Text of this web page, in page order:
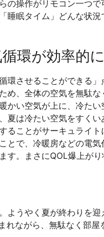
の操作がリモコン一つ
睡眠タイム」どんな状
循環が効率的
環させることができる
め、全体の空気を無駄
かい空気が上に、冷た
夏は冷たい空気をすく
ることがサーキュライ
とで、冷暖房などの電
す。まさにQOL爆上が
ようやく夏が終わりを
れながら、無駄なく部